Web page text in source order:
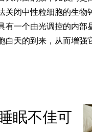
关闭中性粒细胞的生物
有一个由光调控的内部
白天的到来，从而增强
眠不佳可